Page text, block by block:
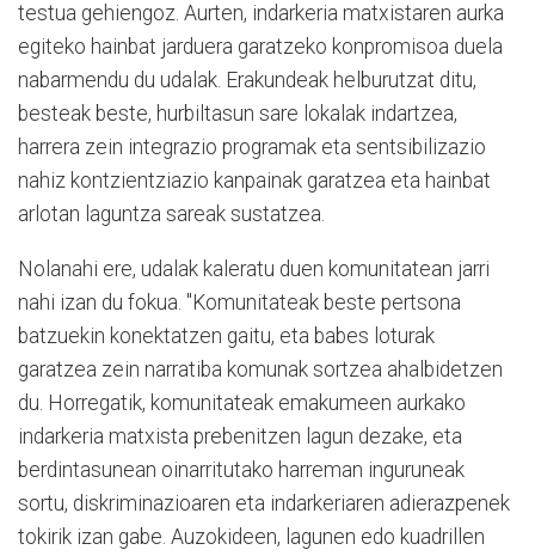
testua gehiengoz. Aurten, indarkeria matxistaren aurka
egiteko hainbat jarduera garatzeko konpromisoa duela
nabarmendu du udalak. Erakundeak helburutzat ditu,
besteak beste, hurbiltasun sare lokalak indartzea,
harrera zein integrazio programak eta sentsibilizazio
nahiz kontzientziazio kanpainak garatzea eta hainbat
arlotan laguntza sareak sustatzea.
Nolanahi ere, udalak kaleratu duen komunitatean jarri
nahi izan du fokua. "Komunitateak beste pertsona
batzuekin konektatzen gaitu, eta babes loturak
garatzea zein narratiba komunak sortzea ahalbidetzen
du. Horregatik, komunitateak emakumeen aurkako
indarkeria matxista prebenitzen lagun dezake, eta
berdintasunean oinarritutako harreman inguruneak
sortu, diskriminazioaren eta indarkeriaren adierazpenek
tokirik izan gabe. Auzokideen, lagunen edo kuadrillen